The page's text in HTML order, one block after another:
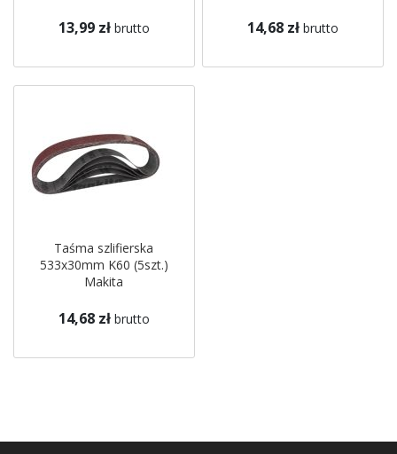
13,99 zł brutto 14,68 zł brutto
Taśma szlifierska
533x30mm K60 (5szt.)
Makita
14,68 zł brutto